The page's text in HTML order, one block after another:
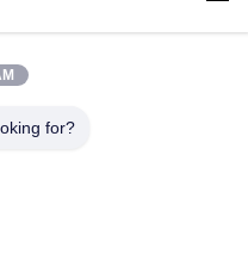
Binfen Shiji, δρόμος
for?